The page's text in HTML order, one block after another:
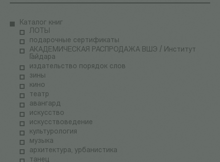
Каталог книг
ЛОТЫ
подарочные сертификаты
АКАДЕМИЧЕСКАЯ РАСПРОДАЖА ВШЭ / Институт
Гайдара
издательство порядок слов
зины
кино
театр
авангард
искусство
искусствоведение
культурология
музыка
архитектура, урбанистика
танец